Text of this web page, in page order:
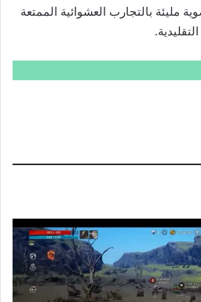
مليئة بالتجارب العشوائية الممتعة